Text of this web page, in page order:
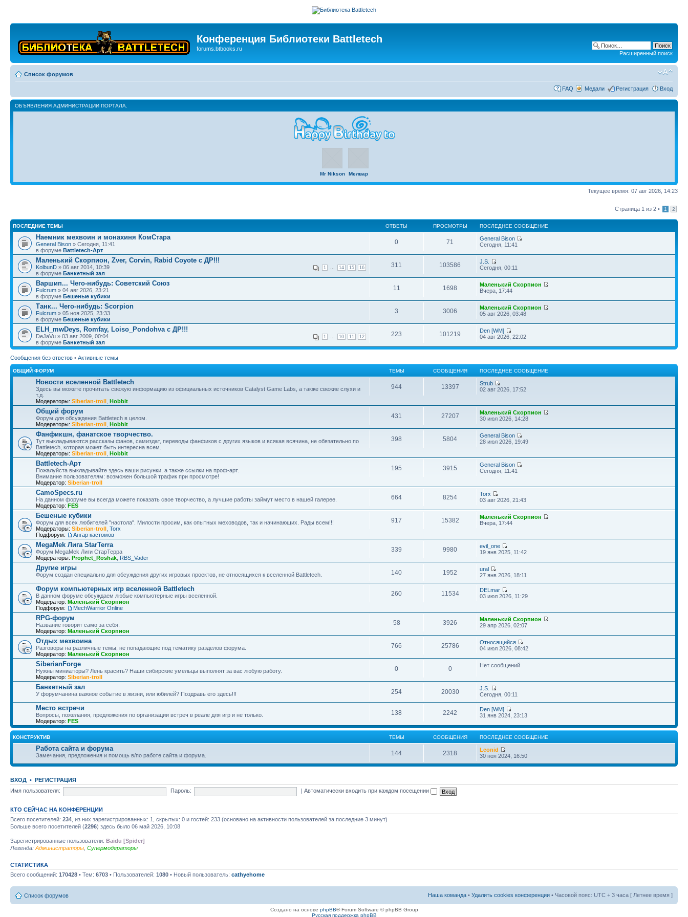
Конференция Библиотеки Battletech
forums.btbooks.ru
Расширенный поиск
Список форумов
FAQ Медали Регистрация Вход
ОБЪЯВЛЕНИЯ АДМИНИСТРАЦИИ ПОРТАЛА.
Mr Nikson Мелвар
Текущее время: 07 авг 2026, 14:23
Страница 1 из 2 • 1 2
ПОСЛЕДНИЕ ТЕМЫ ОТВЕТЫ ПРОСМОТРЫ ПОСЛЕДНЕЕ СООБЩЕНИЕ
Наемник мехвоин и монахиня КомСтара
General Bison » Сегодня, 11:41
в форуме Battletech-Арт
0 71
General Bison
Сегодня, 11:41
Маленький Скорпион, Zver, Corvin, Rabid Coyote с ДР!!!
1 14 15 16
KolbunD » 06 авг 2014, 10:39
в форуме Банкетный зал
311 103586
J.S.
Сегодня, 00:11
Варшип... Чего-нибудь: Советский Союз
Fulcrum » 04 авг 2026, 23:21
в форуме Бешеные кубики
11 1698
Маленький Скорпион
Вчера, 17:44
Танк... Чего-нибудь: Scorpion
Fulcrum » 05 ноя 2025, 23:33
в форуме Бешеные кубики
3 3006
Маленький Скорпион
05 авг 2026, 03:48
ELH_mwDeys, Romfay, Loiso_Pondohva с ДР!!!
1 10 11 12
DeJaVu » 03 авг 2009, 00:04
в форуме Банкетный зал
223 101219
Den [WM]
04 авг 2026, 22:02
Сообщения без ответов • Активные темы
ОБЩИЙ ФОРУМ ТЕМЫ СООБЩЕНИЯ ПОСЛЕДНЕЕ СООБЩЕНИЕ
Новости вселенной Battletech
Здесь вы можете прочитать свежую информацию из официальных источников Catalyst Game Labs, а также свежие слухи и
т.д.
Модераторы: Siberian-troll Hobbit
944 13397
Strub
02 авг 2026, 17:52
Общий форум
Форум для обсуждения Battletech в целом.
Модераторы: Siberian-troll Hobbit
431 27207
Маленький Скорпион
30 июл 2026, 14:28
Фанфикшн, фанатское творчество.
Тут выкладываются рассказы фанов, самиздат, переводы фанфиков с других языков и всякая всячина, не обязательно по
Battletech, которая может быть интересна всем.
Модераторы: Siberian-troll Hobbit
398 5804
General Bison
28 июл 2026, 19:49
Battletech-Арт
Пожалуйста выкладывайте здесь ваши рисунки, а также ссылки на проф-арт.
Внимание пользователям: возможен большой трафик при просмотре!
Модератор: Siberian-troll
195 3915
General Bison
Сегодня, 11:41
CamoSpecs.ru
На данном форуме вы всегда можете показать свое творчество, а лучшие работы займут место в нашей галерее.
Модератор: FES
664 8254
Torx
03 авг 2026, 21:43
Бешеные кубики
Форум для всех любителей "настола". Милости просим, как опытных меховодов, так и начинающих. Рады всем!!!
Модераторы: Siberian-troll Torx
Подфорум:
Ангар кастомов
917 15382
Маленький Скорпион
Вчера, 17:44
MegaMek Лига StarTerra
Форум МegaMek Лиги СтарТерра
Модераторы: Prophet_Roshak RBS_Vader
339 9980
evil_one
19 янв 2025, 11:42
Другие игры
Форум создан специально для обсуждения других игровых проектов, не относящихся к вселенной Battletech. 140 1952
ural
27 янв 2026, 18:11
Форум компьютерных игр вселенной Battletech
В данном форуме обсуждаем любые компьютерные игры вселенной.
Модератор: Маленький Скорпион
Подфорум:
MechWarrior Online
260 11534
DELmar
03 июл 2026, 11:29
RPG-форум
Название говорит само за себя.
Модератор: Маленький Скорпион
58 3926
Маленький Скорпион
29 апр 2026, 02:07
Отдых мехвоина
Разговоры на различные темы, не попадающие под тематику разделов форума.
Модератор: Маленький Скорпион
766 25786
Относящийся
04 июл 2026, 08:42
SiberianForge
Нужны миниатюры? Лень красить? Наши сибирские умельцы выполнят за вас любую работу.
Модератор: Siberian-troll
0 0 Нет сообщений
Банкетный зал
У форумчанина важное событие в жизни, или юбилей? Поздравь его здесь!!! 254 20030
J.S.
Сегодня, 00:11
Место встречи
Вопросы, пожелания, предложения по организации встреч в реале для игр и не только.
Модератор: FES
138 2242
Den [WM]
31 янв 2024, 23:13
КОНСТРУКТИВ ТЕМЫ СООБЩЕНИЯ ПОСЛЕДНЕЕ СООБЩЕНИЕ
Работа сайта и форума
Замечания, предложения и помощь в/по работе сайта и форума. 144 2318
Leonid
30 ноя 2024, 16:50
ВХОД • РЕГИСТРАЦИЯ
Имя пользователя:
Пароль: |Автоматически входить при каждом посещении
КТО СЕЙЧАС НА КОНФЕРЕНЦИИ
Всего посетителей: 234 , из них зарегистрированных: 1, скрытых: 0 и гостей: 233 (основано на активности пользователей за последние 3 минут)
Больше всего посетителей (2296) здесь было 06 май 2026, 10:08
Зарегистрированные пользователи: Baidu [Spider]
Легенда: Администраторы Супермодераторы
СТАТИСТИКА
Всего сообщений: 170428 • Тем: 6703 • Пользователей: 1080 • Новый пользователь: cathyehome
Список форумов Наша команда • Удалить cookies конференции • Часовой пояс: UTC + 3 часа [ Летнее время ]
Создано на основе phpBB® Forum Software © phpBB Group
Русская поддержка phpBB